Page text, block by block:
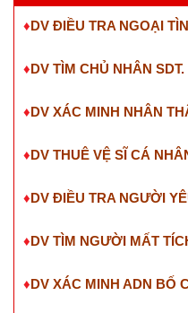
♦DV ĐIỀU TRA NGOẠI
♦DV TÌM CHỦ NHÂN SDT.
♦DV XÁC MINH NHÂN
♦DV THUÊ VỆ SĨ CÁ
♦DV ĐIỀU TRA NGƯỜI
♦DV TÌM NGƯỜI MẤT
♦DV XÁC MINH ADN BỐ